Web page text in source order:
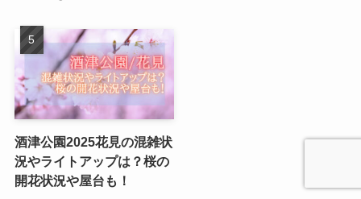
酒津公園2025花見の混雑状
況やライトアップは？桜の
開花状況や屋台も！